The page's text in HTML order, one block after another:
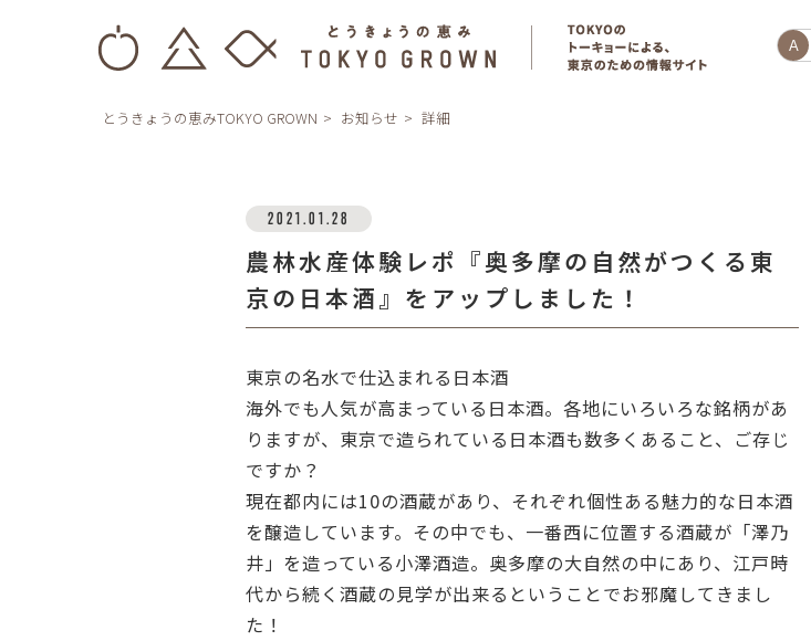
A
とうきょうの恵みTOKYO GROWN お知らせ 詳細
2021.01.28
農林水産体験レポ『奥多摩の自然がつくる東
京の日本酒』をアップしました！
東京の名水で仕込まれる日本酒
海外でも人気が高まっている日本酒。各地にいろいろな銘柄があ
りますが、東京で造られている日本酒も数多くあること、ご存じ
ですか？
現在都内には10の酒蔵があり、それぞれ個性ある魅力的な日本酒
を醸造しています。その中でも、一番西に位置する酒蔵が「澤乃
井」を造っている小澤酒造。奥多摩の大自然の中にあり、江戸時
代から続く酒蔵の見学が出来るということでお邪魔してきまし
た！